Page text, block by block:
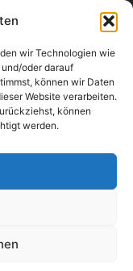
wir Technologien wie
oder darauf
können wir Daten
Website verarbeiten.
können
werden.